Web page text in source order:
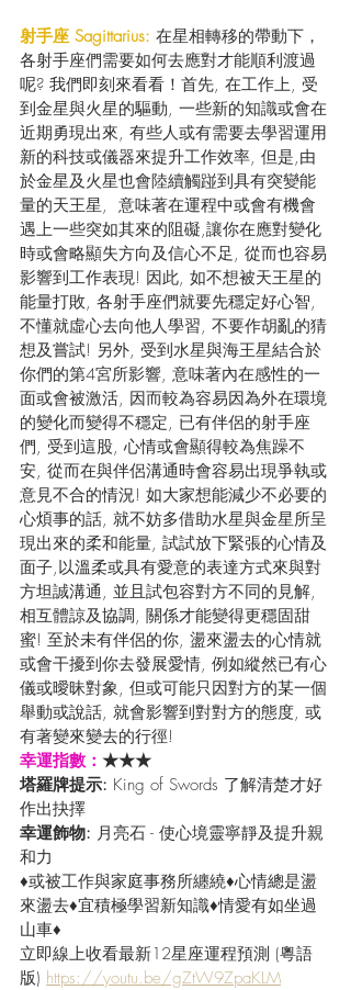
射手座 Sagittarius: 在星相轉移的帶動下，
各射手座們需要如何去應對才能順利渡過
呢? 我們即刻來看看！首先, 在工作上, 受
到金星與火星的驅動, 一些新的知識或會在
近期勇現出來, 有些人或有需要去學習運用
新的科技或儀器來提升工作效率, 但是,由
於金星及火星也會陸續觸踫到具有突變能
量的天王星,  意味著在運程中或會有機會
遇上一些突如其來的阻礙,讓你在應對變化
時或會略顯失方向及信心不足, 從而也容易
影響到工作表現! 因此, 如不想被天王星的
能量打敗, 各射手座們就要先穩定好心智,
不懂就虛心去向他人學習, 不要作胡亂的猜
想及嘗試! 另外, 受到水星與海王星結合於
你們的第4宮所影響, 意味著內在感性的一
面或會被激活, 因而較為容易因為外在環境
的變化而變得不穩定, 已有伴侶的射手座
們, 受到這股, 心情或會顯得較為焦躁不
安, 從而在與伴侶溝通時會容易出現爭執或
意見不合的情況! 如大家想能減少不必要的
心煩事的話, 就不妨多借助水星與金星所呈
現出來的柔和能量, 試試放下緊張的心情及
面子,以溫柔或具有愛意的表達方式來與對
方坦誠溝通, 並且試包容對方不同的見解,
相互體諒及協調, 關係才能變得更穩固甜
蜜! 至於未有伴侶的你, 盪來盪去的心情就
或會干擾到你去發展愛情, 例如縱然已有心
儀或曖昧對象, 但或可能只因對方的某一個
舉動或說話, 就會影響到對對方的態度, 或
有著變來變去的行徑!
幸運指數： ★★★
塔羅牌提示: King of Swords 了解清楚才好
作出抉擇
幸運飾物: 月亮石 - 使心境靈寧靜及提升親
和力
♦或被工作與家庭事務所纏繞♦心情總是盪
來盪去♦宜積極學習新知識♦情愛有如坐過
山車♦
立即線上收看最新12星座運程預測 (粵語
版) https://youtu.be/gZtW9ZpaKLM